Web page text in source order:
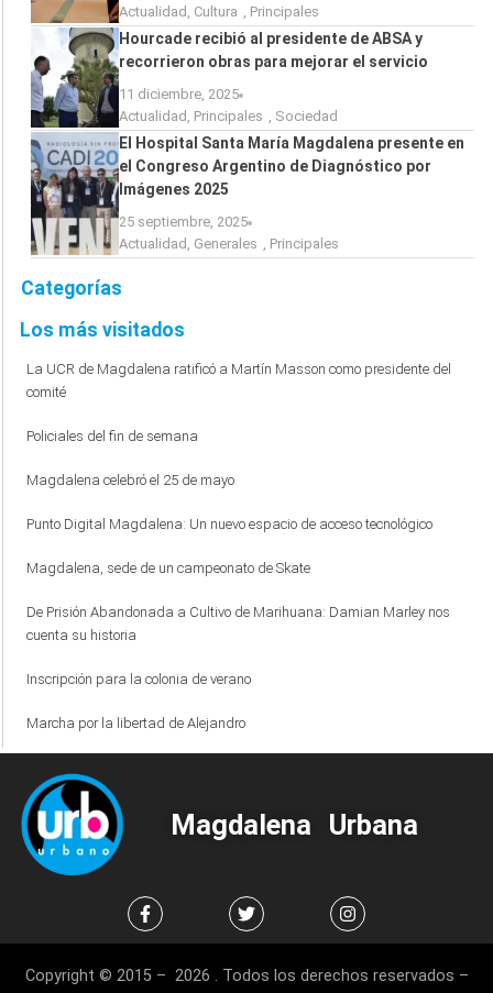
Actualidad , Cultura , Principales
Hourcade recibió al presidente de ABSA y
recorrieron obras para mejorar el servicio
11 diciembre, 2025
Actualidad , Principales , Sociedad
El Hospital Santa María Magdalena presente en
el Congreso Argentino de Diagnóstico por
Imágenes 2025
25 septiembre, 2025
Actualidad , Generales , Principales
Categorías
Los más visitados
La UCR de Magdalena ratificó a Martín Masson como presidente del
comité
Policiales del fin de semana
Magdalena celebró el 25 de mayo
Punto Digital Magdalena: Un nuevo espacio de acceso tecnológico
Magdalena, sede de un campeonato de Skate
De Prisión Abandonada a Cultivo de Marihuana: Damian Marley nos
cuenta su historia
Inscripción para la colonia de verano
Marcha por la libertad de Alejandro
Magdalena Urbana
Copyright © 2015 – 2026 . Todos los derechos reservados –